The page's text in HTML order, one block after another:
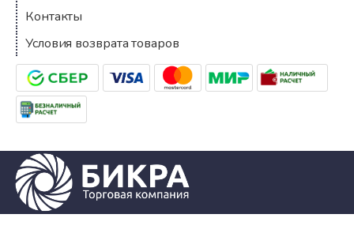
Контакты
Условия возврата товаров